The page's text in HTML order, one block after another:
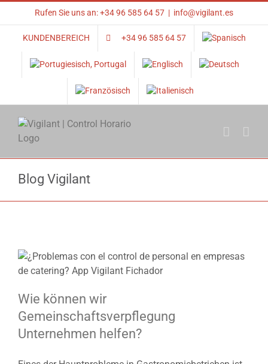
content
Rufen Sie uns an: +34 96 585 64 57 | info@vigilant.es
KUNDENBEREICH +34 96 585 64 57
Blog Vigilant
Wie können wir
Gemeinschaftsverpflegung
Unternehmen helfen?